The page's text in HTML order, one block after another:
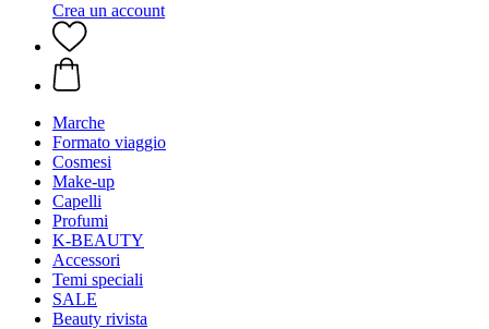
Crea un account
Marche
Formato viaggio
Cosmesi
Make-up
Capelli
Profumi
K-BEAUTY
Accessori
Temi speciali
SALE
Beauty rivista